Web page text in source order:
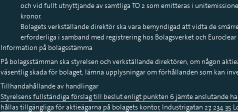
och vid fullt utnyttjande av samtliga TO 2 som emitteras i
kronor.
Bolagets verkställande direktör ska vara bemyndigad att vidta de
erforderliga i samband med registrering hos Bolagsverket och Euroclear
Information på bolagsstämma
På bolagsstämman ska styrelsen och verkställande direktören, om någon
väsentlig skada för bolaget, lämna upplysningar om förhållanden som kan
Tillhandahållande av handlingar
Styrelsens fullständiga förslag till beslut enligt punkten 6 jämte anslutande
hållas tillgängliga för aktieägarna på bolagets kontor, Industrigatan 27, 234 35